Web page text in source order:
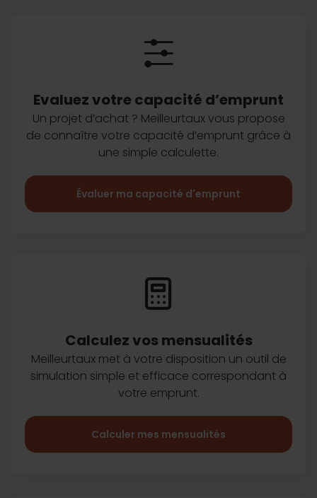
Evaluez votre capacité d’emprunt
Un projet d’achat ? Meilleurtaux vous propose
de connaître votre capacité d’emprunt grâce à
une simple calculette.
Évaluer ma capacité d'emprunt
Calculez vos mensualités
Meilleurtaux met à votre disposition un outil de
simulation simple et efficace correspondant à
votre emprunt.
Calculer mes mensualités